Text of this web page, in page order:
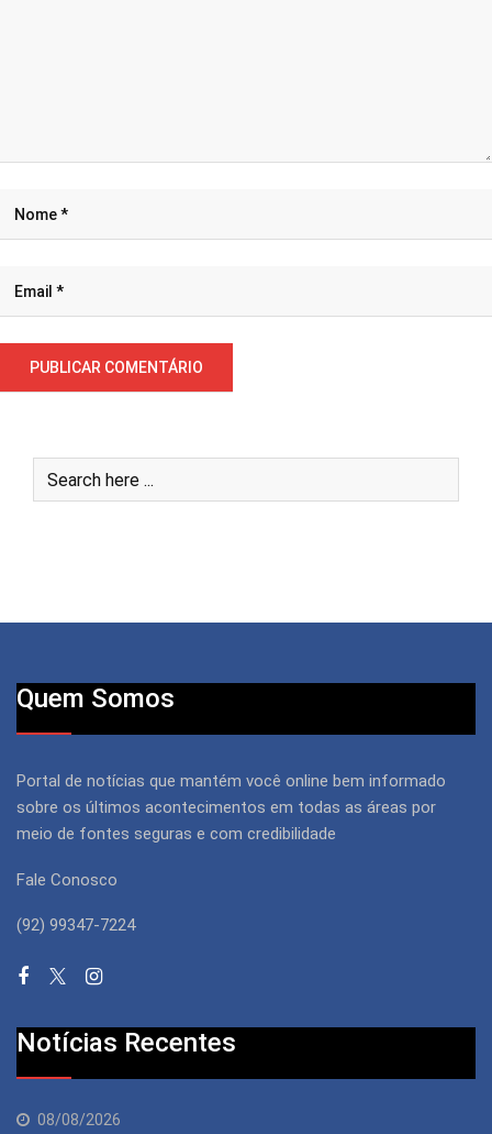
Quem Somos
Portal de notícias que mantém você online bem informado
sobre os últimos acontecimentos em todas as áreas por
meio de fontes seguras e com credibilidade
Fale Conosco
(92) 99347-7224
Notícias Recentes
08/08/2026